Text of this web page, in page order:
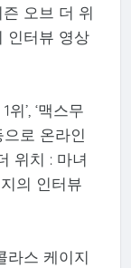
오브 더 위
인터뷰 영상
’, ‘맥스무
으로 온라인
위치 : 마녀
의 인터뷰
라스 케이지